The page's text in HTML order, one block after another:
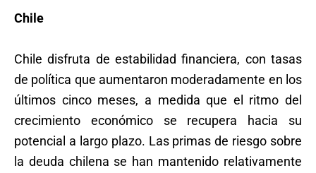
Chile
Chile disfruta de estabilidad financiera, con tasas
de política que aumentaron moderadamente en los
últimos cinco meses, a medida que el ritmo del
crecimiento económico se recupera hacia su
potencial a largo plazo. Las primas de riesgo sobre
la deuda chilena se han mantenido relativamente